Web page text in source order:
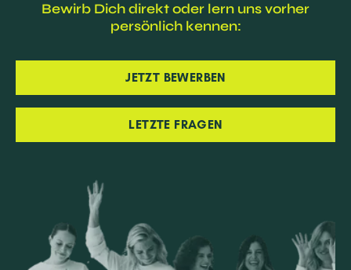
Bewirb Dich direkt oder lern uns vorher
persönlich kennen:
JETZT BEWERBEN
LETZTE FRAGEN